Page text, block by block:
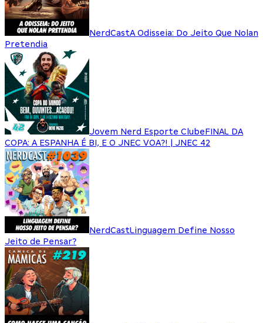
NerdCastA Odisseia: Do Jeito Que Nolan
Pretendia
Jovem Nerd Esporte ClubeFINAL DA
COPA: A ESPANHA É BI, E O JNEC VOA?! | JNEC 42
NerdCastLinguagem Define Nosso
Jeito de Pensar?